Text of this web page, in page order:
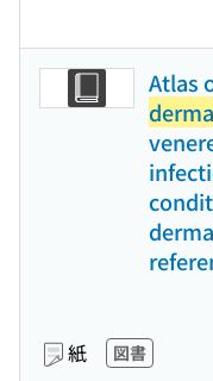
Atlas
紙 図書